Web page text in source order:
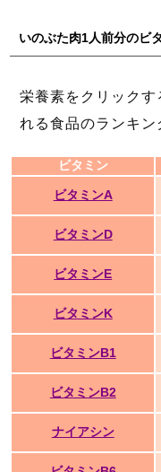
いのぶた肉1人前分のビ
栄養素をクリックす
れる食品のランキン
ビタミン
ビタミンA
ビタミンD
ビタミンE
ビタミンK
ビタミンB1
ビタミンB2
ナイアシン